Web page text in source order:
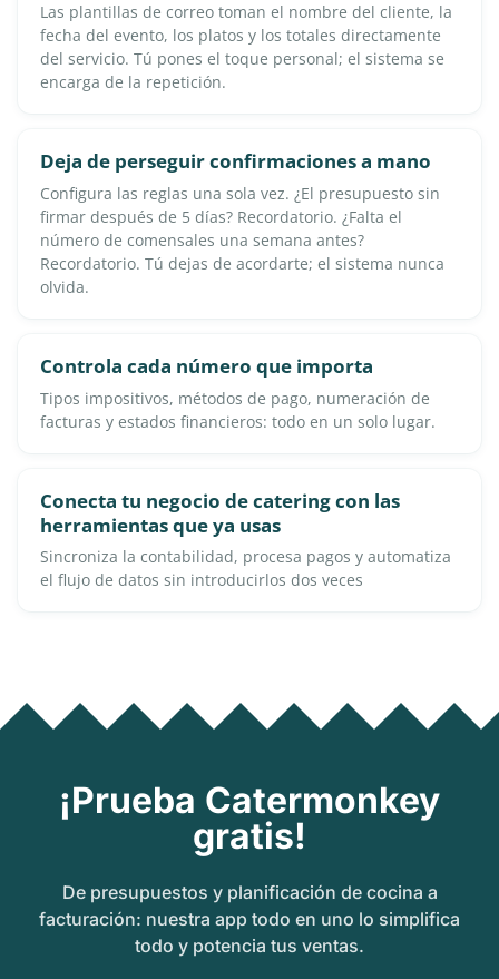
Las plantillas de correo toman el nombre del cliente, la
fecha del evento, los platos y los totales directamente
del servicio. Tú pones el toque personal; el sistema se
encarga de la repetición.
Deja de perseguir confirmaciones a mano
Configura las reglas una sola vez. ¿El presupuesto sin
firmar después de 5 días? Recordatorio. ¿Falta el
número de comensales una semana antes?
Recordatorio. Tú dejas de acordarte; el sistema nunca
olvida.
Controla cada número que importa
Tipos impositivos, métodos de pago, numeración de
facturas y estados financieros: todo en un solo lugar.
Conecta tu negocio de catering con las
herramientas que ya usas
Sincroniza la contabilidad, procesa pagos y automatiza
el flujo de datos sin introducirlos dos veces
¡Prueba Catermonkey
gratis!
De presupuestos y planificación de cocina a
facturación: nuestra app todo en uno lo simplifica
todo y potencia tus ventas.